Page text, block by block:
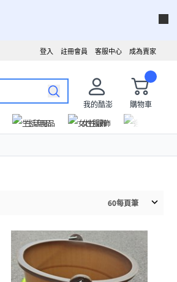
成為賣家
客服中心
註冊會員
登入
我的酷澎
購物車
生活用品 女性服飾
60每頁筆